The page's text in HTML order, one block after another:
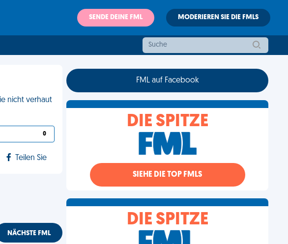
SENDE DEINE FML MODERIEREN SIE DIE FMLS
nicht verhaut
0
Teilen Sie
NÄCHSTE FML
FML auf Facebook
DIE SPITZE
SIEHE DIE TOP FMLS
DIE SPITZE